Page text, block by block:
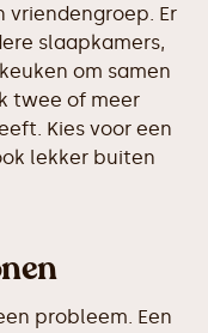
vriendengroep. Er
slaapkamers,
om samen
twee of meer
Kies voor een
lekker buiten
probleem. Een